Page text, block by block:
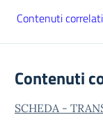
Contenuti correlati
Contenuti
SCHEDA -